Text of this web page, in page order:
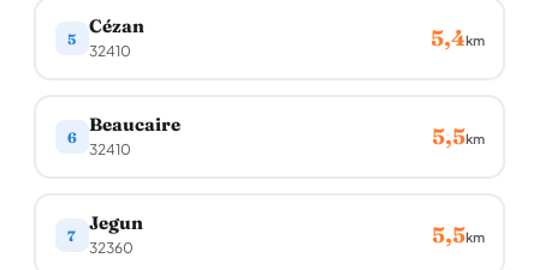
5
Cézan
32410 5,4km
6
Beaucaire
32410 5,5km
7
Jegun
32360 5,5km